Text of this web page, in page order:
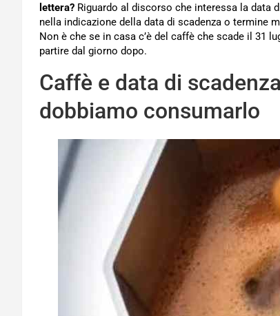
lettera? Riguardo al discorso che interessa la data
nella indicazione della data di scadenza o termine
Non è che se in casa c’è del caffè che scade il 31
partire dal giorno dopo.
Caffè e data di
dobbiamo consumarlo